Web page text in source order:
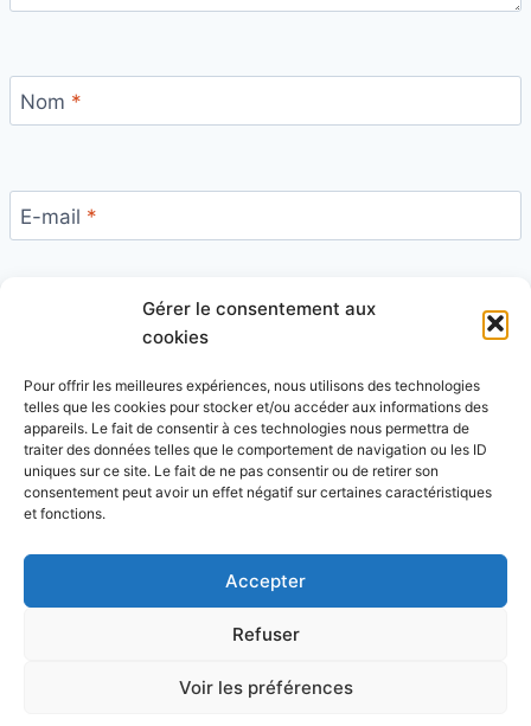
Gérer le consentement aux
cookies
Pour offrir les meilleures expériences, nous utilisons des technologies
telles que les cookies pour stocker et/ou accéder aux informations des
appareils. Le fait de consentir à ces technologies nous permettra de
traiter des données telles que le comportement de navigation ou les ID
uniques sur ce site. Le fait de ne pas consentir ou de retirer son
consentement peut avoir un effet négatif sur certaines caractéristiques
et fonctions.
Accepter
Refuser
Voir les préférences
Nom *
E-mail *
Ce site utilise Akismet pour réduire les indésirables.
En savoir plus sur la façon dont les données de vos
Kadence WP